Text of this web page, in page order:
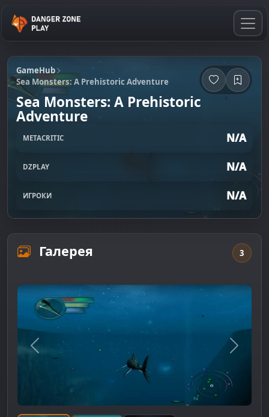
GameHub
Sea Monsters: A Prehistoric Adventure
Sea Monsters: A Prehistoric
Adventure
METACRITIC N/A
DZPLAY N/A
ИГРОКИ N/A
Галерея 3
Предыдущее изображение